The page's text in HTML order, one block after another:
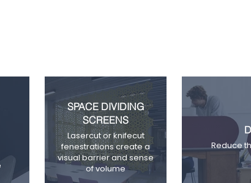
SPACE DIVIDING
SCREENS
Lasercut or knifecut
fenestrations create a
visual barrier and sense
of volume
Reduce